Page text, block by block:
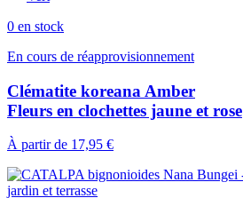
0 en stock
En cours de réapprovisionnement
Clématite koreana Amber
Fleurs en clochettes jaune et rose
À partir de 17,95 €